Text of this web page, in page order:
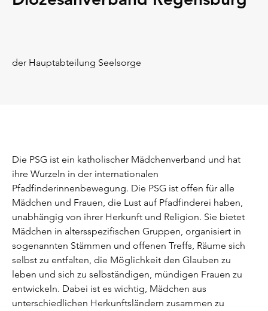
der Hauptabteilung Seelsorge
Die PSG ist ein katholischer Mädchenverband und hat
ihre Wurzeln in der internationalen
Pfadfinderinnenbewegung. Die PSG ist offen für alle
Mädchen und Frauen, die Lust auf Pfadfinderei haben,
unabhängig von ihrer Herkunft und Religion. Sie bietet
Mädchen in altersspezifischen Gruppen, organisiert in
sogenannten Stämmen und offenen Treffs, Räume sich
selbst zu entfalten, die Möglichkeit den Glauben zu
leben und sich zu selbständigen, mündigen Frauen zu
entwickeln. Dabei ist es wichtig, Mädchen aus
unterschiedlichen Herkunftsländern zusammen zu